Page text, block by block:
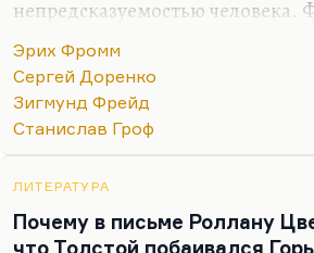
непредсказуемостью
понимал, что это есть в
что человеческое сердце
был вообще на редкость
более непредвзятый, чем у
помню, когда Станислав Гроф
интервьюировал, спросил, а
относится к идее бога, и он мне
Эрих Фромм
Сергей Доренко
Зигмунд Фрейд
Станислав Гроф
ЛИТЕРАТУРА
Почему в письме Роллану
что Толстой побаивался